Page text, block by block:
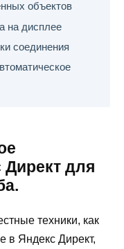
объектов
на дисплее
соединения
для
техники, как
в Яндекс Директ,